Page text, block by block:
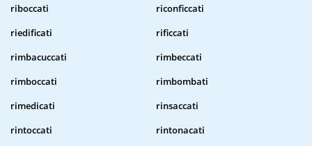
riboccati
riconficcati
riedificati
rificcati
rimbacuccati
rimbeccati
rimboccati
rimbombati
rimedicati
rinsaccati
rintoccati
rintonacati